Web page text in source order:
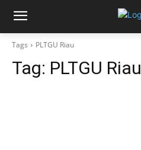
Tags PLTGU Riau
Tag: PLTGU Riau